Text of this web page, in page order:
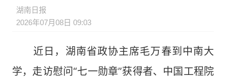
湖南日报
2026年07月08日 09:03
近日，湖南省政协主席毛万春到中南大
学，走访慰问“七一勋章”获得者、中国工程院